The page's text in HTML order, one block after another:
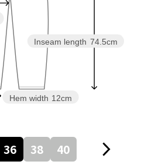
Inseam length 74.5cm
Hem width 12cm
36 38 40